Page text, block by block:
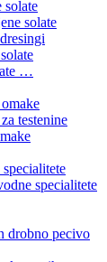
solate
solate
…
testenine
specialitete
drobno pecivo